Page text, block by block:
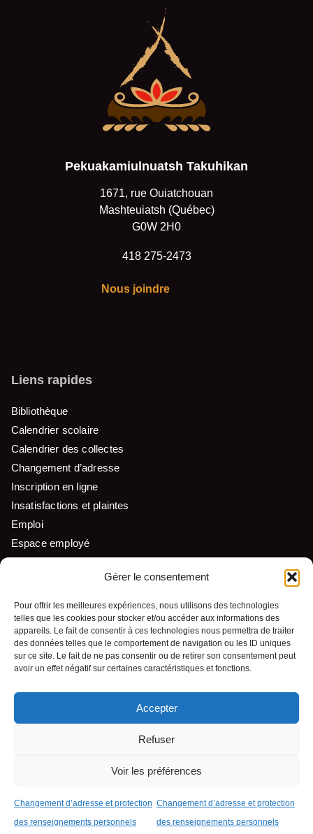
Gérer le consentement
Pour offrir les meilleures expériences, nous utilisons des technologies
telles que les cookies pour stocker et/ou accéder aux informations des
appareils. Le fait de consentir à ces technologies nous permettra de traiter
des données telles que le comportement de navigation ou les ID uniques
sur ce site. Le fait de ne pas consentir ou de retirer son consentement peut
avoir un effet négatif sur certaines caractéristiques et fonctions.
Accepter
Refuser
Voir les préférences
Changement d’adresse et protection
des renseignements personnels
Changement d’adresse et protection
des renseignements personnels
Pekuakamiulnuatsh Takuhikan
1671, rue Ouiatchouan
Mashteuiatsh (Québec)
G0W 2H0
418 275-2473
Nous joindre
Liens rapides
Bibliothèque
Calendrier scolaire
Calendrier des collectes
Changement d’adresse
Inscription en ligne
Insatisfactions et plaintes
Emploi
Espace employé
Nous suivre